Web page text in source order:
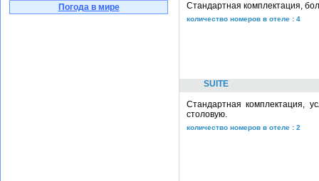
Стандартная комплектация,
количество номеров в отеле : 4
SUITE
Стандартная комплектация,
столовую.
количество номеров в отеле : 2
Погода в мире